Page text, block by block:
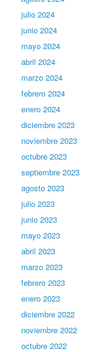
julio 2024
junio 2024
mayo 2024
abril 2024
marzo 2024
febrero 2024
enero 2024
diciembre 2023
noviembre 2023
octubre 2023
septiembre 2023
agosto 2023
julio 2023
junio 2023
mayo 2023
abril 2023
marzo 2023
febrero 2023
enero 2023
diciembre 2022
noviembre 2022
octubre 2022